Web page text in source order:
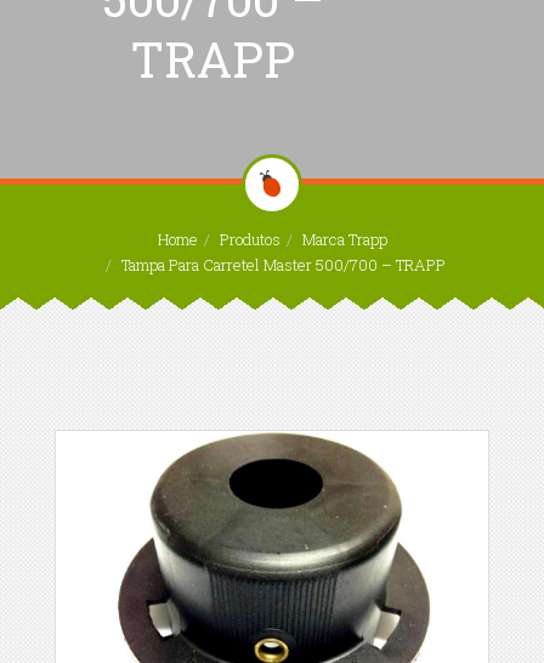
TRAPP
Home Produtos
Marca Trapp
Tampa Para Carretel Master 500/700 – TRAPP